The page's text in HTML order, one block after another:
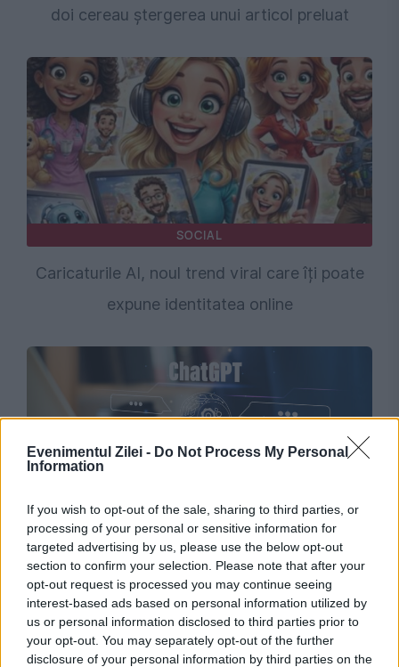
Evenimentul Zilei - Do Not Process My Personal
Information
If you wish to opt-out of the sale, sharing to third parties, or
processing of your personal or sensitive information for
targeted advertising by us, please use the below opt-out
section to confirm your selection. Please note that after your
opt-out request is processed you may continue seeing
interest-based ads based on personal information utilized by
us or personal information disclosed to third parties prior to
your opt-out. You may separately opt-out of the further
disclosure of your personal information by third parties on the
doi cereau ștergerea unui articol preluat
SOCIAL
Caricaturile AI, noul trend viral care îți poate
expune identitatea online
SOCIAL
Partea întunecată a modei caricaturilor
generate de ChatGPT. Experții avertizează:
„Furt de identitate, fraudă sau prejudicii de
imagine”